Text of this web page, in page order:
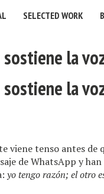
SELECTED WORK
la
la
viene tenso antes de
de WhatsApp y
yo tengo razón; el otro